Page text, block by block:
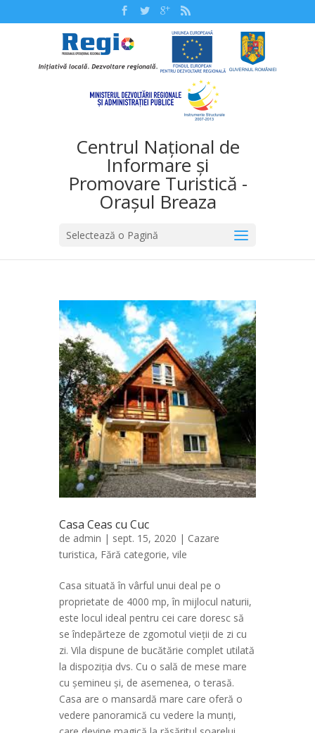
Centrul Național de
Informare și
Promovare Turistică -
Orașul Breaza
Selectează o Pagină
Casa Ceas cu Cuc
de admin | sept. 15, 2020 | Cazare
turistica, Fără categorie, vile
Casa situată în vârful unui deal pe o
proprietate de 4000 mp, în mijlocul naturii,
este locul ideal pentru cei care doresc să
se îndepărteze de zgomotul vieții de zi cu
zi. Vila dispune de bucătărie complet utilată
la dispoziția dvs. Cu o sală de mese mare
cu șemineu și, de asemenea, o terasă.
Casa are o mansardă mare care oferă o
vedere panoramică cu vedere la munți,